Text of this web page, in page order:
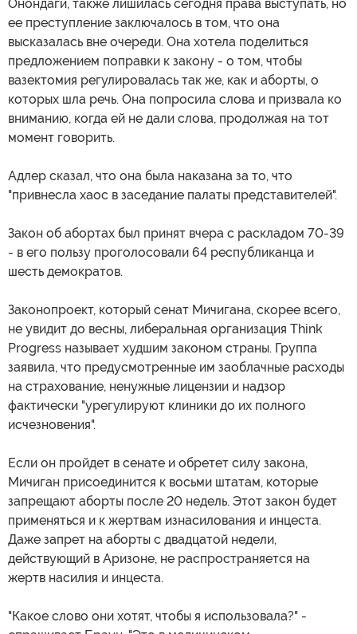
Онондаги, также лишилась сегодня права выступать, но
ее преступление заключалось в том, что она
высказалась вне очереди. Она хотела поделиться
предложением поправки к закону - о том, чтобы
вазектомия регулировалась так же, как и аборты, о
которых шла речь. Она попросила слова и призвала ко
вниманию, когда ей не дали слова, продолжая на тот
момент говорить.
Адлер сказал, что она была наказана за то, что
"привнесла хаос в заседание палаты представителей".
Закон об абортах был принят вчера с раскладом 70-39
- в его пользу проголосовали 64 республиканца и
шесть демократов.
Законопроект, который сенат Мичигана, скорее всего,
не увидит до весны, либеральная организация Think
Progress называет худшим законом страны. Группа
заявила, что предусмотренные им заоблачные расходы
на страхование, ненужные лицензии и надзор
фактически "урегулируют клиники до их полного
исчезновения".
Если он пройдет в сенате и обретет силу закона,
Мичиган присоединится к восьми штатам, которые
запрещают аборты после 20 недель. Этот закон будет
применяться и к жертвам изнасилования и инцеста.
Даже запрет на аборты с двадцатой недели,
действующий в Аризоне, не распространяется на
жертв насилия и инцеста.
"Какое слово они хотят, чтобы я использовала?" -